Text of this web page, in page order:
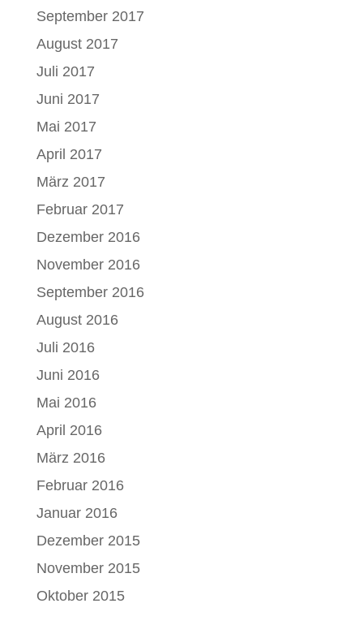
September 2017
August 2017
Juli 2017
Juni 2017
Mai 2017
April 2017
März 2017
Februar 2017
Dezember 2016
November 2016
September 2016
August 2016
Juli 2016
Juni 2016
Mai 2016
April 2016
März 2016
Februar 2016
Januar 2016
Dezember 2015
November 2015
Oktober 2015